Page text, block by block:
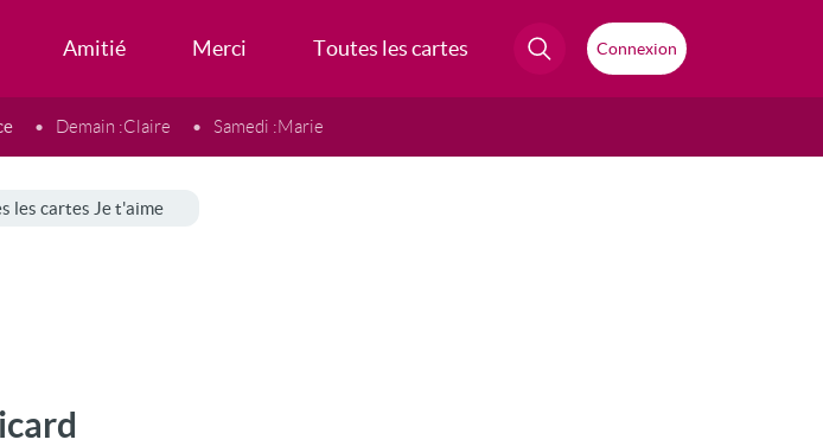
Amitié Merci Toutes les cartes Connexion
Demain :Claire Samedi :Marie
les cartes Je t'aime